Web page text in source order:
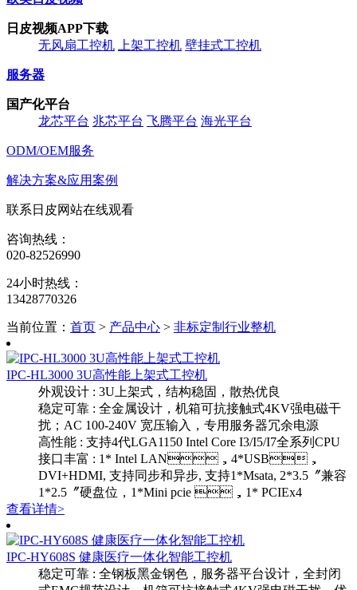
日皮视频APP下载
无风扇工控机
上架工控机 壁挂式工控机
服务器
国产化平台
龙芯平台 兆芯平台 飞腾平台 海光平台
ODM/OEM服务
解决方案&应用案例
联系日皮网站在线观看
咨询热线：
020-82526990
24小时热线：
13428770326
当前位置： 首页 > 产品中心 > 非标定制行业整机
IPC-HL3000 3U高性能上架式工控机
外观设计 : 3U上架式，结构稳固，散热优良
稳定可靠 : 全金属设计，机箱可抗接触式4KV强电磁干
扰；AC 100-240V 宽压输入，专用服务器冗余电源
高性能 : 支持4代LGA1150 Intel Core I3/I5/I7全系列CPU
接口丰富 : 1* Intel LAN，4*USB，
DVI+HDMI, 支持同步和异步, 支持1*Msata, 2*3.5〞兼容
1*2.5〞硬盘位，1*Mini pcie ，1* PCIEx4
查看详情>
IPC-HY608S 健康医疗一体化智能工控机
稳定可靠 : 全钢板黑金钢色，服务器平台设计，全封闭